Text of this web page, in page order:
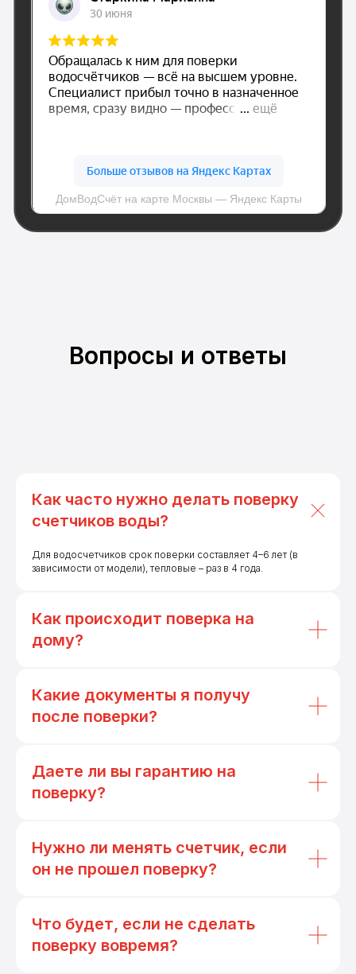
Вопросы и ответы
Как часто нужно делать поверку
счетчиков воды?
Для водосчетчиков срок поверки составляет 4–6 лет (в
зависимости от модели), тепловые – раз в 4 года.
Как происходит поверка на
дому?
Какие документы я получу
после поверки?
Даете ли вы гарантию на
поверку?
Нужно ли менять счетчик, если
он не прошел поверку?
Что будет, если не сделать
поверку вовремя?
dom.vodschet@mail.ru
Политика конфиденциальности
© Все права защищены.